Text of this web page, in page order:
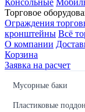
Консольные
Торговое
Ограждения
кронштейны Всё
О компании
Корзина
Заявка на расчет
Мусорные баки
Пластиковые